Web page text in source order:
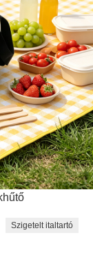
Szigetelt italtartó